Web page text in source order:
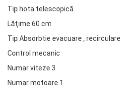
Tip hota telescopică
Lăţime 60 cm
Tip Absorbtie evacuare , recirculare
Control mecanic
Numar viteze 3
Numar motoare 1